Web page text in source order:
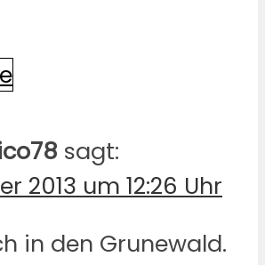
sagt:
2013 um 12:26 Uhr
in den Grunewald.